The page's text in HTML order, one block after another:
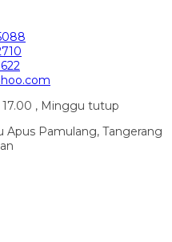
, Minggu tutup
Apus Pamulang, Tangerang